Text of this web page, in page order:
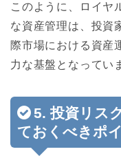
このように、ロイヤ
な資産管理は、投資
際市場における資産
力な基盤となってい
5. 投資リス
ておくべきポ